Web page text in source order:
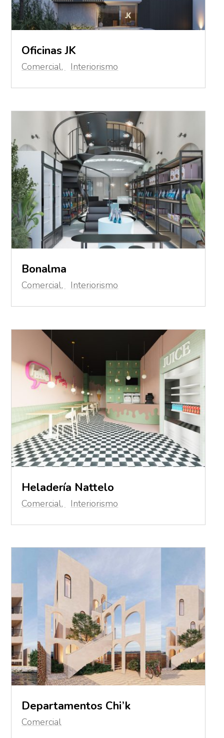
Oficinas JK
Comercial, Interiorismo
Bonalma
Comercial, Interiorismo
Heladería Nattelo
Comercial, Interiorismo
Departamentos Chi’k
Comercial